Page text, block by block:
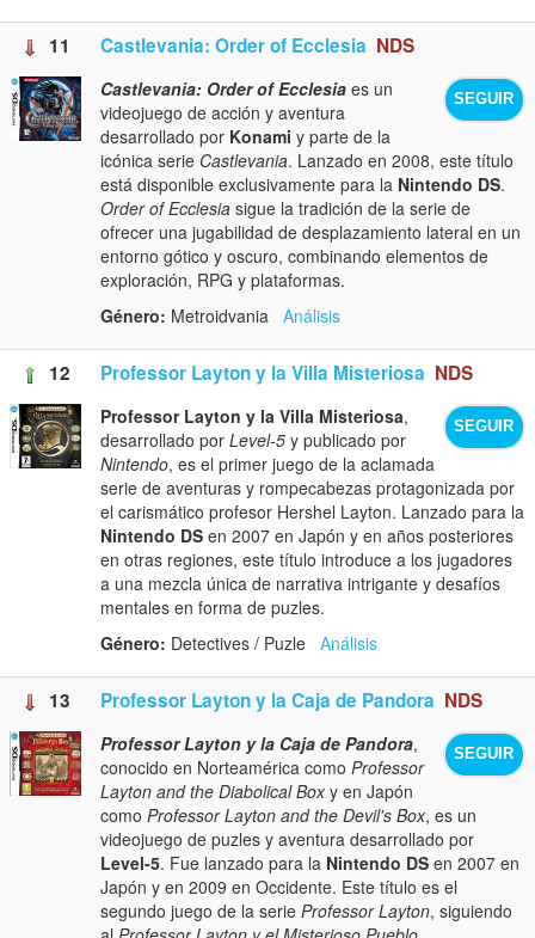
11 Castlevania: Order of Ecclesia NDS
SEGUIR
Castlevania: Order of Ecclesia es un
videojuego de acción y aventura
desarrollado por Konami y parte de la
icónica serie Castlevania. Lanzado en 2008, este título
está disponible exclusivamente para la Nintendo DS.
Order of Ecclesia sigue la tradición de la serie de
ofrecer una jugabilidad de desplazamiento lateral en un
entorno gótico y oscuro, combinando elementos de
exploración, RPG y plataformas.
Género: Metroidvania Análisis
12 Professor Layton y la Villa Misteriosa NDS
SEGUIR
Professor Layton y la Villa Misteriosa,
desarrollado por Level-5 y publicado por
Nintendo, es el primer juego de la aclamada
serie de aventuras y rompecabezas protagonizada por
el carismático profesor Hershel Layton. Lanzado para la
Nintendo DS en 2007 en Japón y en años posteriores
en otras regiones, este título introduce a los jugadores
a una mezcla única de narrativa intrigante y desafíos
mentales en forma de puzles.
Género: Detectives / Puzle Análisis
13 Professor Layton y la Caja de Pandora NDS
SEGUIR
Professor Layton y la Caja de Pandora,
conocido en Norteamérica como Professor
Layton and the Diabolical Boxy en Japón
como Professor Layton and the Devil's Box, es un
videojuego de puzles y aventura desarrollado por
Level-5. Fue lanzado para la Nintendo DS en 2007 en
Japón y en 2009 en Occidente. Este título es el
segundo juego de la serie Professor Layton, siguiendo